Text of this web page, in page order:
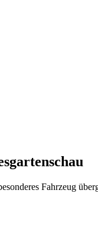
Fahrzeug